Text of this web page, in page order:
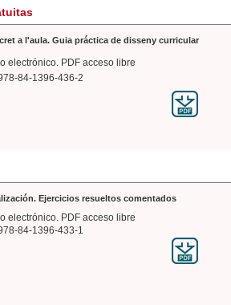
a l'aula. Guia práctica de disseny curricular
electrónico. PDF acceso libre
84-1396-436-2
Ejercicios resueltos comentados
electrónico. PDF acceso libre
84-1396-433-1